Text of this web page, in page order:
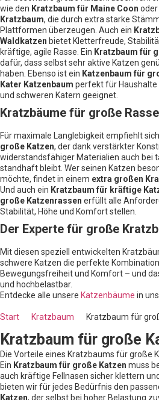
wie den Kratzbaum für Maine Coon oder
Kratzbaum, die durch extra starke
Plattformen überzeugen. Auch ein
Waldkatzen bietet Kletterfreude,
kräftige, agile Rasse. Ein Kratzbaum für
dafür, dass selbst sehr aktive Katzen
haben. Ebenso ist ein Katzenbaum für
Kater Katzenbaum perfekt für
und schweren Katern geeignet.
Kratzbäume für große
Für maximale Langlebigkeit empfiehlt
große Katzen, der dank verstärkter
widerstandsfähiger Materialien auch bei
standhaft bleibt. Wer seinen Katzen
möchte, findet in einem extra großen
Und auch ein Kratzbaum für kräftige
große Katzenrassen erfüllt alle
Stabilität, Höhe und Komfort stellen.
Der Experte für große
Mit diesen speziell entwickelten
schwere Katzen die perfekte
Bewegungsfreiheit und Komfort – und
und hochbelastbar.
Entdecke alle unsere Katzenbäume in
Start Kratzbaum Kratzbaum für
Kratzbaum für große
Die Vorteile eines Kratzbaums für große
Ein Kratzbaum für große Katzen muss
auch kräftige Fellnasen sicher klettern
bieten wir für jedes Bedürfnis den
Katzen, der selbst bei hoher Belastung